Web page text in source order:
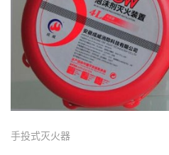
手投式灭火器